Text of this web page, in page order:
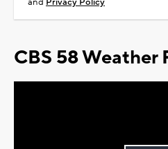
CBS 58 Weather